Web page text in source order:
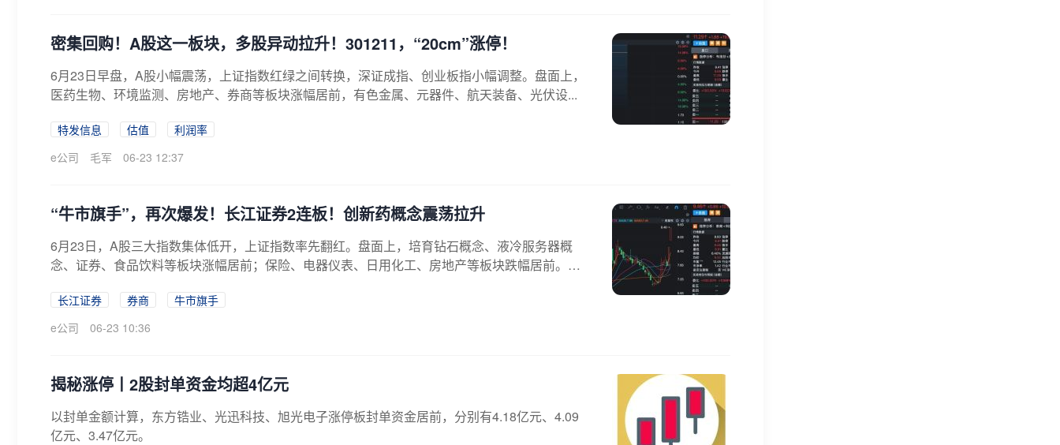
密集回购！A股这一板块，多股异动拉升！301211，“20cm”涨停！
6月23日早盘，A股小幅震荡，上证指数红绿之间转换，深证成指、创业板指小幅调整。盘面上，
医药生物、环境监测、房地产、券商等板块涨幅居前，有色金属、元器件、航天装备、光伏设...
特发信息 估值
利润率
e公司
毛军 06-23 12:37
“牛市旗手”，再次爆发！长江证券2连板！创新药概念震荡拉升
6月23日，A股三大指数集体低开，上证指数率先翻红。盘面上，培育钻石概念、液冷服务器概
念、证券、食品饮料等板块涨幅居前；保险、电器仪表、日用化工、房地产等板块跌幅居前。
长江证券 券商
牛市旗手
e公司
06-23 10:36
揭秘涨停丨2股封单资金均超4亿元
以封单金额计算，东方锆业、光迅科技、旭光电子涨停板封单资金居前，分别有4.18亿元、4.09
亿元、3.47亿元。